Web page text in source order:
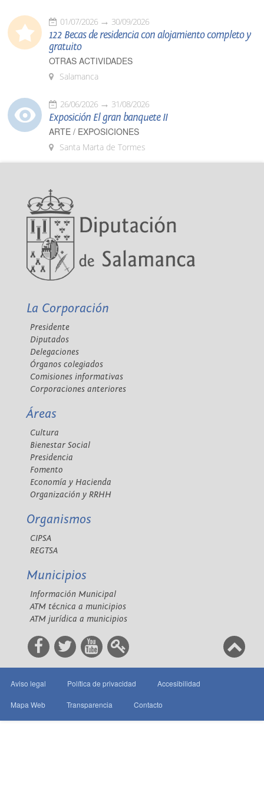
01/07/2026 30/09/2026
122 Becas de residencia con alojamiento completo y
gratuito
OTRAS ACTIVIDADES
Salamanca
26/06/2026 31/08/2026
Exposición El gran banquete II
ARTE / EXPOSICIONES
Santa Marta de Tormes
La Corporación
Presidente
Diputados
Delegaciones
Órganos colegiados
Comisiones informativas
Corporaciones anteriores
Áreas
Cultura
Bienestar Social
Presidencia
Fomento
Economía y Hacienda
Organización y RRHH
Organismos
CIPSA
REGTSA
Municipios
Información Municipal
ATM técnica a municipios
ATM jurídica a municipios
Aviso legal Política de privacidad Accesibilidad
Mapa Web Transparencia Contacto